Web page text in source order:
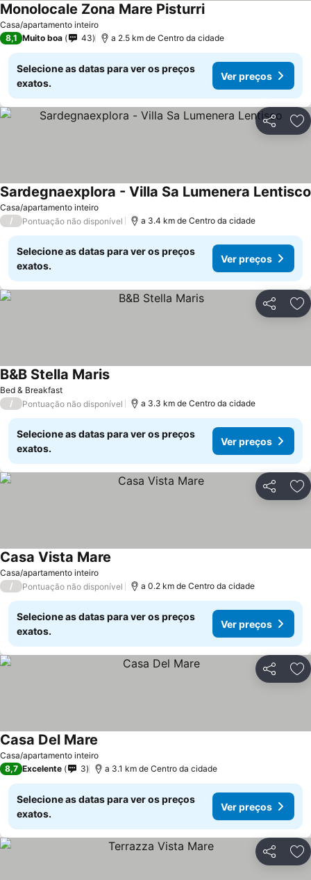
Casa/apartamento inteiro
Monolocale Zona Mare Pisturri
8,1 Muito boa 43 a 2.5 km de Centro da cidade
Selecione as datas para ver os preços
exatos.
Ver preços
Partilhar
Casa/apartamento inteiro
Sardegnaexplora - Villa Sa Lumenera Lentisco
/ Pontuação não disponível a 3.4 km de Centro da cidade
Selecione as datas para ver os preços
exatos.
Ver preços
Partilhar
Bed & Breakfast
B&B Stella Maris
/ Pontuação não disponível a 3.3 km de Centro da cidade
Selecione as datas para ver os preços
exatos.
Ver preços
Partilhar
Casa/apartamento inteiro
Casa Vista Mare
/ Pontuação não disponível a 0.2 km de Centro da cidade
Selecione as datas para ver os preços
exatos.
Ver preços
Partilhar
Casa/apartamento inteiro
Casa Del Mare
8,7 Excelente 3 a 3.1 km de Centro da cidade
Selecione as datas para ver os preços
exatos.
Ver preços
Partilhar